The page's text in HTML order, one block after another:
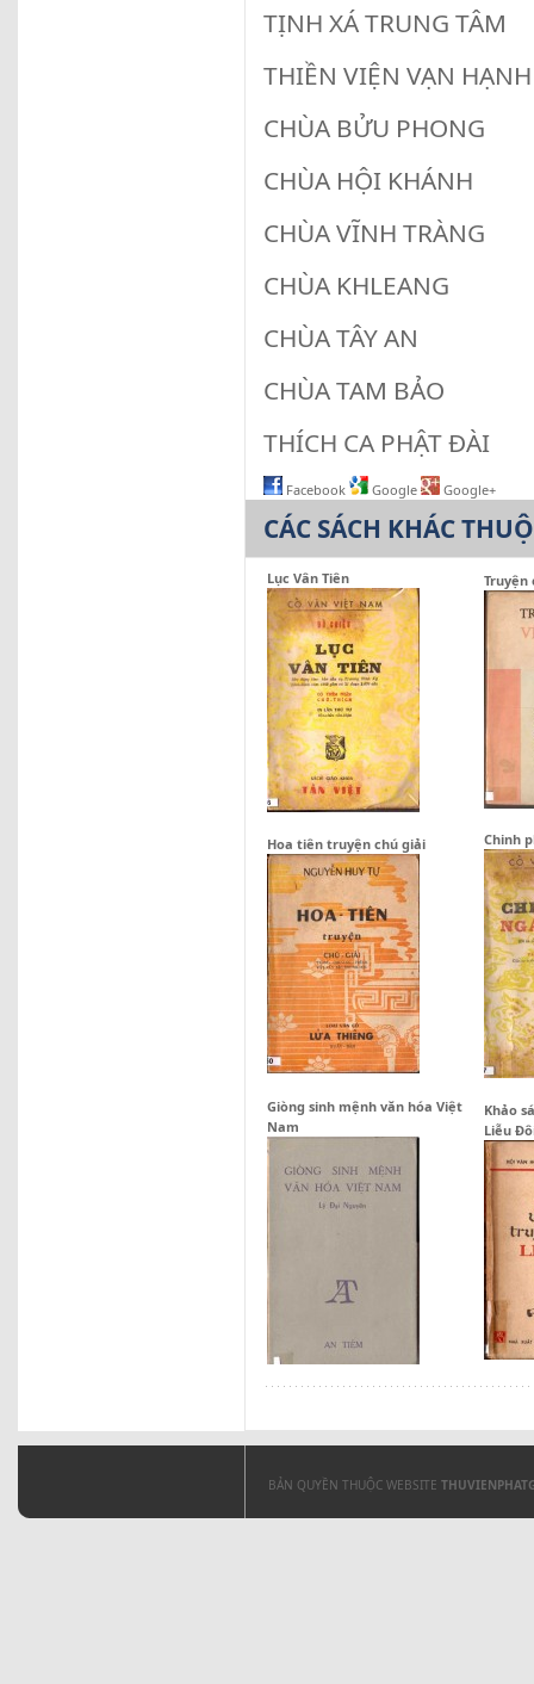
TỊNH XÁ
THIỀN VIỆN
CHÙA BỬU
CHÙA HỘI
CHÙA VĨNH
CHÙA
CHÙA TÂY
CHÙA TAM
THÍCH CA PHẬT
Facebook Google Google+
CÁC SÁCH KHÁC
Lục Vân Tiên Truyện
Hoa tiên truyện chú giải Chinh
Giòng sinh mệnh văn hóa Việt
Nam
Khảo
Liễu
BẢN QUYỀN THUỘC WEBSITE